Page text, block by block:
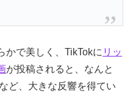
かで美しく、TikTokに リッ
が投稿されると、なんと
ど、大きな反響を得てい